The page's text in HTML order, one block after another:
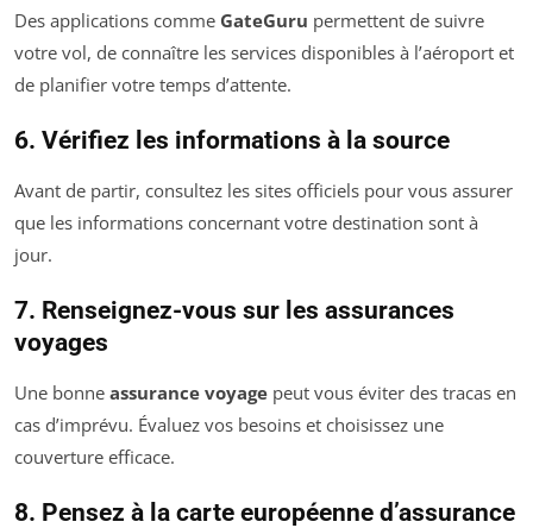
Des applications comme GateGuru permettent de suivre
votre vol, de connaître les services disponibles à l’aéroport et
de planifier votre temps d’attente.
6. Vérifiez les informations à la source
Avant de partir, consultez les sites officiels pour vous assurer
que les informations concernant votre destination sont à
jour.
7. Renseignez-vous sur les assurances
voyages
Une bonne assurance voyage peut vous éviter des tracas en
cas d’imprévu. Évaluez vos besoins et choisissez une
couverture efficace.
8. Pensez à la carte européenne d’assurance